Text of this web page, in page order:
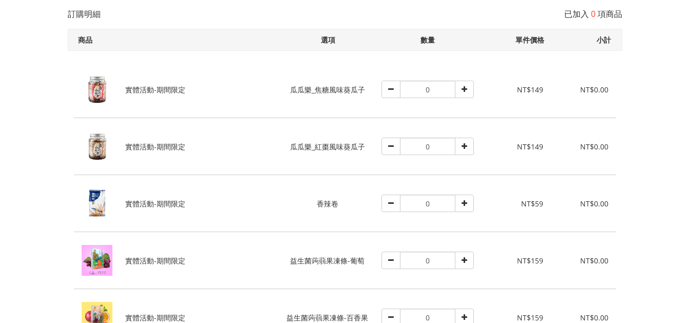
訂購明細 已加入 0項商品
商品 選項 數量 單件價格 小計
實體活動-期間限定 瓜瓜樂_焦糖風味葵瓜子 NT$149 NT$0.00
實體活動-期間限定 瓜瓜樂_紅棗風味葵瓜子 NT$149 NT$0.00
實體活動-期間限定 香辣卷 NT$59 NT$0.00
實體活動-期間限定 益生菌蒟蒻果凍條-葡萄 NT$159 NT$0.00
實體活動-期間限定 益生菌蒟蒻果凍條-百香果 NT$159 NT$0.00